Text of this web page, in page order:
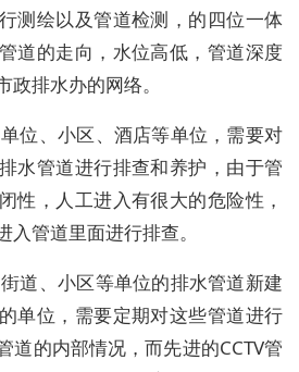
测绘以及管道检测，的四位一体
道的走向，水位高低，管道深度
排水办的网络。
位、小区、酒店等单位，需要对
水管道进行排查和养护，由于管
性，人工进入有很大的危险性，
管道里面进行排查。
道、小区等单位的排水管道新建
单位，需要定期对这些管道进行
道的内部情况，而先进的CCTV管